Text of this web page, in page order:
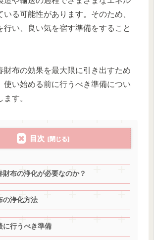
いる可能性があります。そのため、
行い、良い気を宿す準備をすること
財布の効果を最大限に引き出すため
使い始める前に行うべき準備につい
す。
目次
財布の浄化が必要なのか？
の浄化方法
に行うべき準備